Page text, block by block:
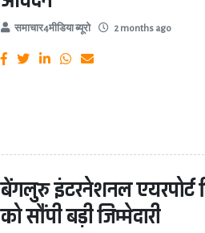
समाचार4मीडिया ब्यूरो 2 months ago
बेंगलुरु इंटरनेशनल एयरपोर्ट
को सौंपी बड़ी जिम्मेदारी